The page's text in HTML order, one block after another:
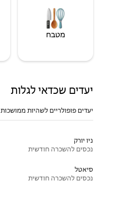
מטבח
יעדים שכדאי לגלות
יעדים פופולריים לשהיות ממושכות
ניו יורק
נכסים להשכרה חודשית
סיאטל
נכסים להשכרה חודשית